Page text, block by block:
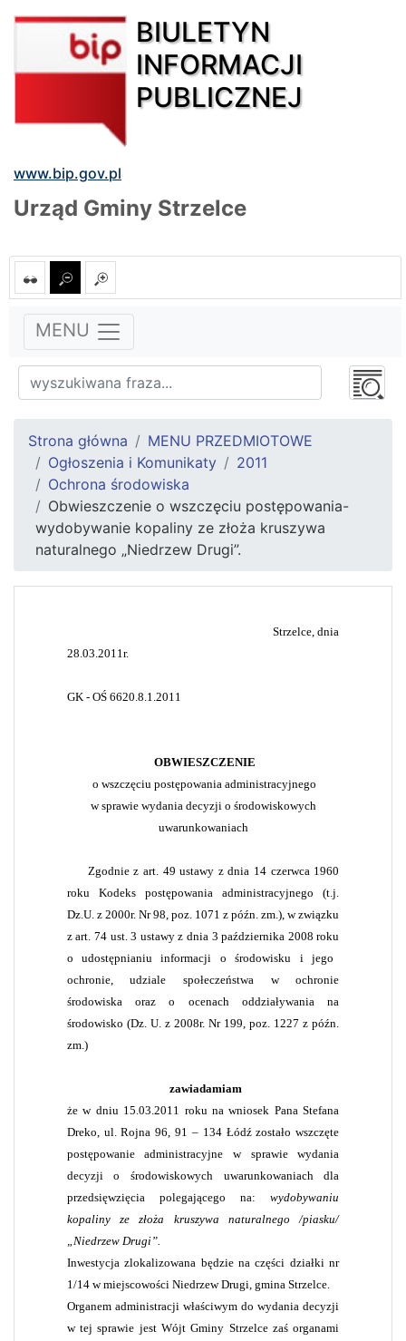
BIULETYN
INFORMACJI
PUBLICZNEJ
www.bip.gov.pl
Urząd Gminy Strzelce
MENU
Strona główna
MENU PRZEDMIOTOWE
Ogłoszenia i Komunikaty
2011
Ochrona środowiska
Obwieszczenie o wszczęciu postępowania-
wydobywanie kopaliny ze złoża kruszywa
naturalnego „Niedrzew Drugi”.
Strzelce, dnia
28.03.2011r.
GK - OŚ 6620. 8.1.2011
OBWIESZCZENIE
o wszczęciu postępowania administracyjnego
w sprawie wydania decyzji o środowiskowych
uwarunkowaniach
Zgodnie z art. 49 ustawy z dnia 14 czerwca 1960
roku Kodeks postępowania administracyjnego (t.j.
Dz.U. z 2000r. Nr 98, poz. 1071 z późn. zm.), w związku
z art. 74 ust. 3 ustawy z dnia 3 października 2008 roku
o udostępnianiu informacji o środowisku i jego
ochronie, udziale społeczeństwa w ochronie
środowiska oraz o ocenach oddziaływania na
środowisko (Dz. U. z 2008r. Nr 199, poz. 1227 z późn.
zm.)
zawiadamiam
że w dniu 15.03.2011 roku na wniosek Pana Stefana
Dreko, ul. Rojna 96, 91 – 134 Łódź zostało wszczęte
postępowanie administracyjne w sprawie wydania
decyzji o środowiskowych uwarunkowaniach dla
przedsięwzięcia polegającego na:wydobywaniu
kopaliny ze złoża kruszywa naturalnego /piasku/
„Niedrzew Drugi”.
Inwestycja zlokalizowana będzie na części działki nr
1/14 w miejscowości Niedrzew Drugi, gmina Strzelce.
Organem administracji właściwym do wydania decyzji
w tej sprawie jest Wójt Gminy Strzelce zaś organami